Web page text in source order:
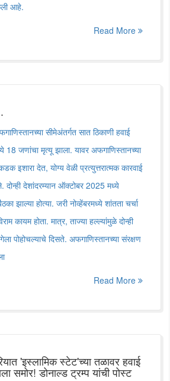
आहे.
Read More
सीमेअंतर्गत सात ठिकाणी हवाई
18 जणांचा मृत्यू झाला. यावर अफगाणिस्तानच्या
इशारा देत, योग्य वेळी प्रत्युत्तरात्मक कारवाई
देशांदरम्यान ऑक्टोबर 2025 मध्ये
झाल्या होत्या. जरी नोव्हेंबरमध्ये शांतता चर्चा
कायम होता. मात्र, ताज्या हल्ल्यांमुळे दोन्ही
पोहोचल्याचे दिसते. अफगाणिस्तानच्या संरक्षण
Read More
'इस्लामिक स्टेट'च्या तळावर हवाई
समोर! डोनाल्ड ट्रम्प यांची पोस्ट